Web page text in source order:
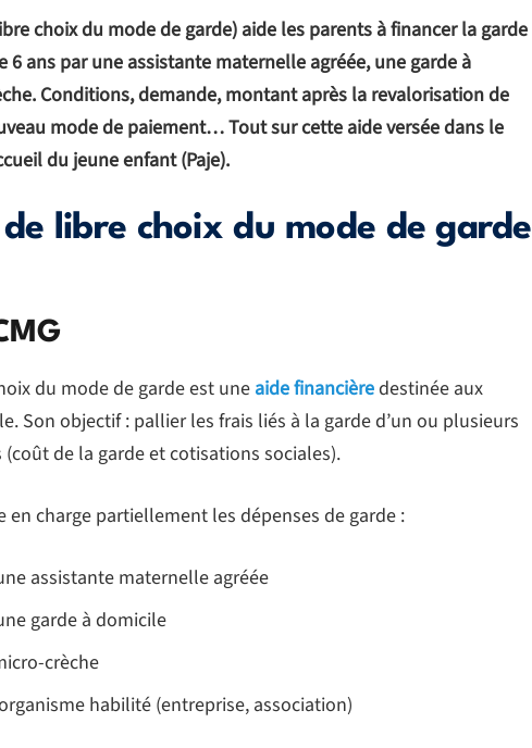
choix du mode de garde) aide les parents à financer la garde
ans par une assistante maternelle agréée, une garde à
Conditions, demande, montant après la revalorisation de
mode de paiement… Tout sur cette aide versée dans le
du jeune enfant (Paje).
libre choix du mode de garde
du mode de garde est une aide financièredestinée aux
Son objectif : pallier les frais liés à la garde d’un ou plusieurs
de la garde et cotisations sociales).
en charge partiellement les dépenses de garde :
assistante maternelle agréée
garde à domicile
crèche
habilité (entreprise, association)